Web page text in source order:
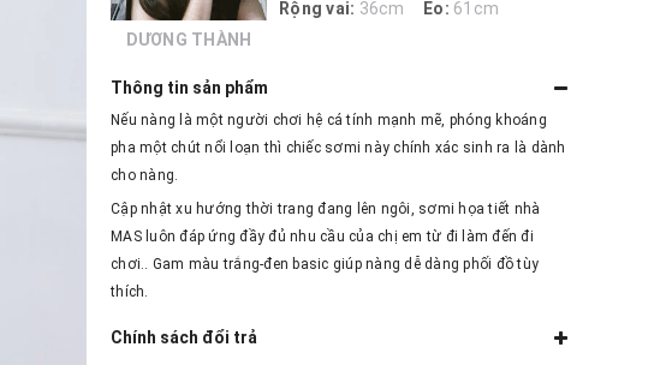
DƯƠNG THÀNH
Rộng vai: 36cm Eo: 61cm
Thông tin sản phẩm
Nếu nàng là một người chơi hệ cá tính mạnh mẽ, phóng khoáng
pha một chút nổi loạn thì chiếc sơmi này chính xác sinh ra là dành
cho nàng.
Cập nhật xu hướng thời trang đang lên ngôi, sơmi họa tiết nhà
MAS luôn đáp ứng đầy đủ nhu cầu của chị em từ đi làm đến đi
chơi.. Gam màu trắng-đen basic giúp nàng dễ dàng phối đồ tùy
thích.
Chính sách đổi trả